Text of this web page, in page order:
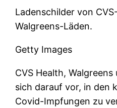
Ladenschilder von
Walgreens-Läden.
Getty Images
CVS Health,
sich darauf vor, in den
Covid-Impfungen zu